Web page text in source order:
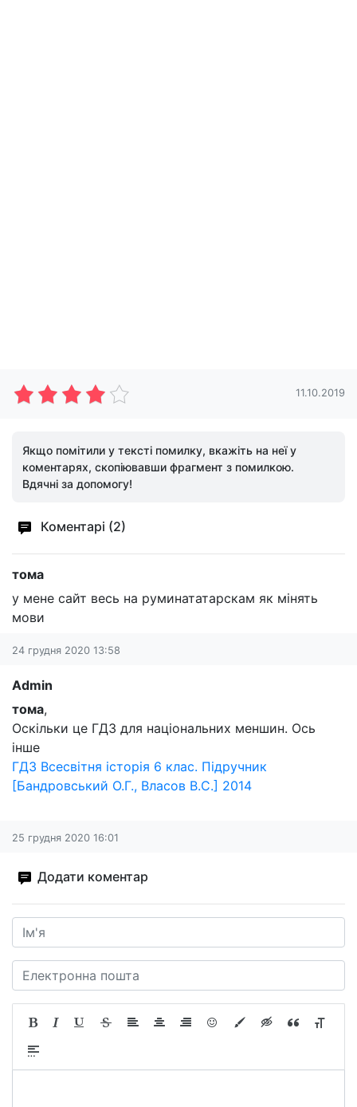
11.10.2019
Якщо помітили у тексті помилку, вкажіть на неї у
коментарях, скопіювавши фрагмент з помилкою.
Вдячні за допомогу!
Коментарі (2)
тома
у мене сайт весь на руминататарскам як мінять
мови
24 грудня 2020 13:58
Admin
тома,
Оскільки це ГДЗ для національних меншин. Ось
інше
ГДЗ Всесвітня історія 6 клас. Підручник
[Бандровський О.Г., Власов В.С.] 2014
25 грудня 2020 16:01
Додати коментар